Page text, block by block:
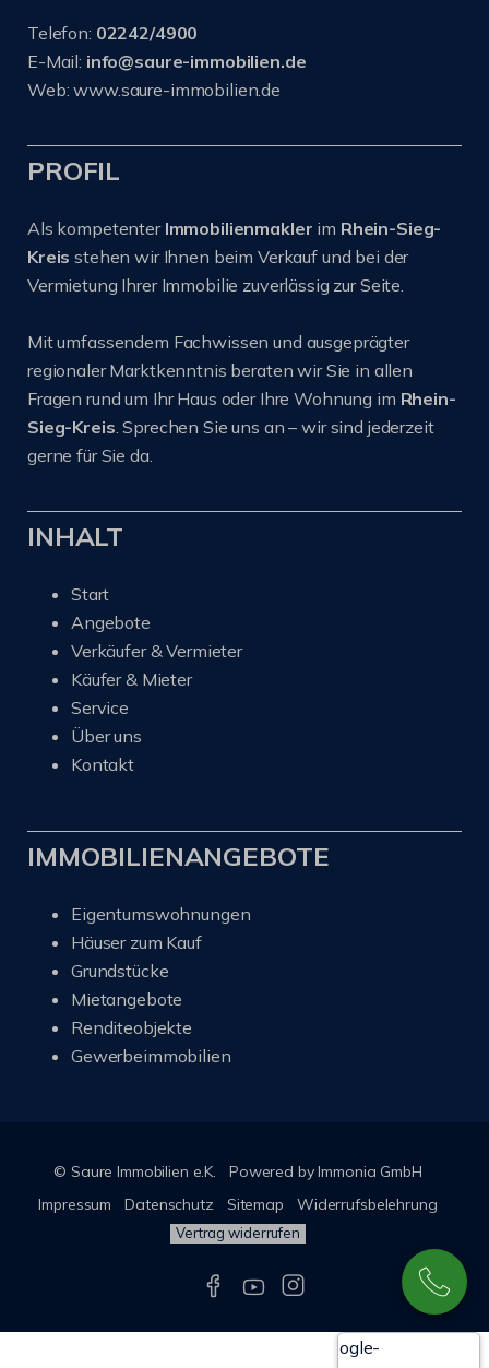
Telefon: 02242/4900
E-Mail: info@saure-immobilien.de
Web: www.saure-immobilien.de
PROFIL
Als kompetenter Immobilienmakler im Rhein-Sieg-
Kreisstehen wir Ihnen beim Verkauf und bei der
Vermietung Ihrer Immobilie zuverlässig zur Seite.
Mit umfassendem Fachwissen und ausgeprägter
regionaler Marktkenntnis beraten wir Sie in allen
Fragen rund um Ihr Haus oder Ihre Wohnung im Rhein-
Sieg-Kreis. Sprechen Sie uns an – wir sind jederzeit
gerne für Sie da.
INHALT
Start
Angebote
Verkäufer & Vermieter
Käufer & Mieter
Service
Über uns
Kontakt
IMMOBILIENANGEBOTE
Eigentumswohnungen
Häuser zum Kauf
Grundstücke
Mietangebote
Renditeobjekte
Gewerbeimmobilien
© Saure Immobilien e.K.
Powered by Immonia GmbH
Impressum
Datenschutz Sitemap Widerrufsbelehrung
Vertrag widerrufen
Google-